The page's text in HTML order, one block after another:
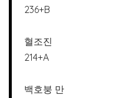
236+B
혈조진
214+A
백호붕 만